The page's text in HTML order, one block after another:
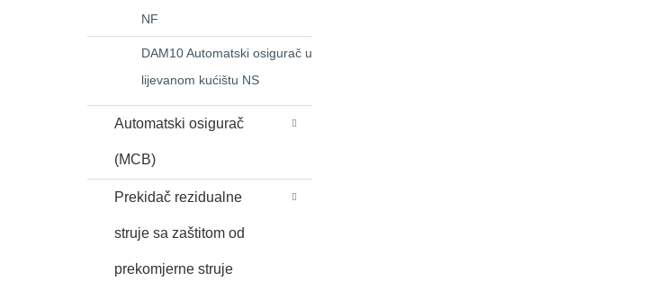
NF
DAM10 Automatski osigurač u
lijevanom kućištu NS
Automatski osigurač
(MCB)
Prekidač rezidualne
struje sa zaštitom od
prekomjerne struje